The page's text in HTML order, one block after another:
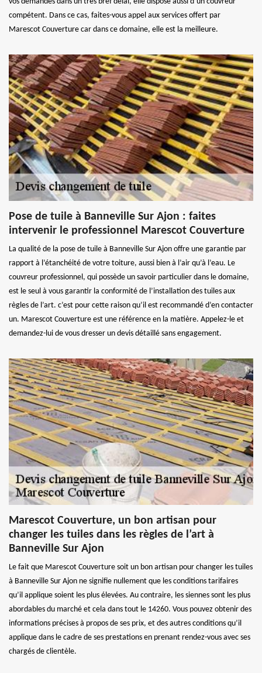
compétent. Dans ce cas, faites-vous appel aux services offert par
Marescot Couverture car dans ce domaine, elle est la meilleure.
Pose de tuile à Banneville Sur Ajon : faites
intervenir le professionnel Marescot Couverture
La qualité de la pose de tuile à Banneville Sur Ajon offre une garantie par
rapport à l’étanchéité de votre toiture, aussi bien à l’air qu’à l’eau. Le
couvreur professionnel, qui possède un savoir particulier dans le domaine,
est le seul à vous garantir la conformité de l’installation des tuiles aux
règles de l’art. c’est pour cette raison qu’il est recommandé d’en contacter
un. Marescot Couverture est une référence en la matière. Appelez-le et
demandez-lui de vous dresser un devis détaillé sans engagement.
Marescot Couverture, un bon artisan pour
changer les tuiles dans les règles de l’art à
Banneville Sur Ajon
Le fait que Marescot Couverture soit un bon artisan pour changer les tuiles
à Banneville Sur Ajon ne signifie nullement que les conditions tarifaires
qu’il applique soient les plus élevées. Au contraire, les siennes sont les plus
abordables du marché et cela dans tout le 14260. Vous pouvez obtenir des
informations précises à propos de ses prix, et des autres conditions qu’il
applique dans le cadre de ses prestations en prenant rendez-vous avec ses
chargés de clientèle.